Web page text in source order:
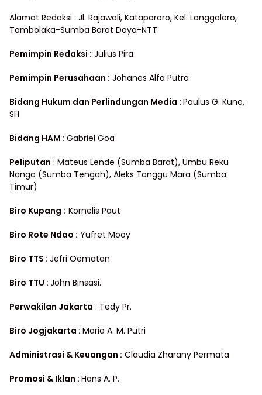
Alamat Redaksi : Jl. Rajawali, Kataparoro, Kel. Langgalero,
Tambolaka-Sumba Barat Daya-NTT
Pemimpin Redaksi : Julius Pira
Pemimpin Perusahaan : Johanes Alfa Putra
Bidang Hukum dan Perlindungan Media : Paulus G. Kune,
SH
Bidang HAM : Gabriel Goa
Peliputan : Mateus Lende (Sumba Barat), Umbu Reku
Nanga (Sumba Tengah), Aleks Tanggu Mara (Sumba
Timur)
Biro Kupang : Kornelis Paut
Biro Rote Ndao : Yufret Mooy
Biro TTS : Jefri Oematan
Biro TTU : John Binsasi.
Perwakilan Jakarta : Tedy Pr.
Biro Jogjakarta : Maria A. M. Putri
Administrasi & Keuangan : Claudia Zharany Permata
Promosi & Iklan : Hans A. P.